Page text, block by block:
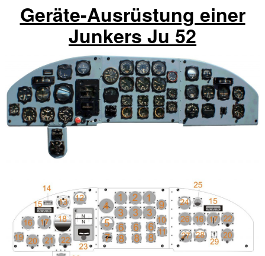
Geräte-Ausrüstung einer
Junkers Ju 52